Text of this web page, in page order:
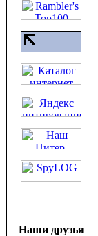
Наши друзья